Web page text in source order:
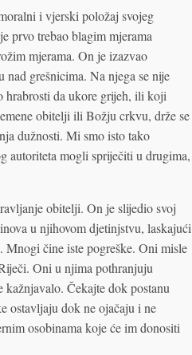
i vjerski položaj svojeg
prvo trebao blagim mjerama
mjerama. On je izazvao
grešnicima. Na njega se nije
hrabrosti da ukore grijeh, ili koji
obitelji ili Božju crkvu, drže se
dužnosti. Mi smo isto tako
autoriteta mogli spriječiti u drugima,
obitelji. On je slijedio svoj
u njihovom djetinjstvu, laskajući
Mnogi čine iste pogreške. Oni misle
Oni u njima pothranjuju
kažnjavalo. Čekajte dok postanu
ostavljaju dok ne ojačaju i ne
osobinama koje će im donositi